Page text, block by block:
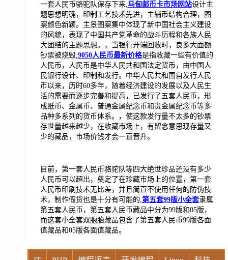
一套人民币骆驼队保存下来,马甸邮币卡市场网站设计主
题思想明确，印制工艺技术先进，主辅币结构合理，图
案颜色新颖。主景图案集中体现了新中国社会主义建设
的风貌，表现了中国共产党革命的战斗历程和各族人民
大团结的主题思想。，当银行开端回收时，良多大面额
钞票被烧毁,9050人民币最新价格是指收藏一些有价值的
人民币，人民币是中华人民共和国法定货币，由中国人
民银行设计、印制和发行。中华人民共和国自发行人民
币以来，历时60多年，随着经济建设的发展以及人民生
活的需要而逐步完善和提高，已发行了五套人民币，形
成纸币、金属币、普通金属纪念币和贵金属纪念币等多
品种多系列的货币体系。，使这款发行量不太多的钞票
存世量越来越少，在收藏市场上，有留念意思现存量又
少的藏品，市场价钱才会一直晋升。
目前，第一套人民币骆驼队等四大绝世珍品还没有多少
人民币可以超出，奠定了在珍藏市场上的位置，第一套
人民币印刷技术无比差，并且简直不使用任何的防伪技
术，制作假货也是十分有可能的,第五套99版小全套隶属
第五套人民币，第五套人民币藏品中分为99版和05版，
而这套小全套双胞胎藏品包含了第五套人民币99版各面
值藏品和05版各面值藏品。